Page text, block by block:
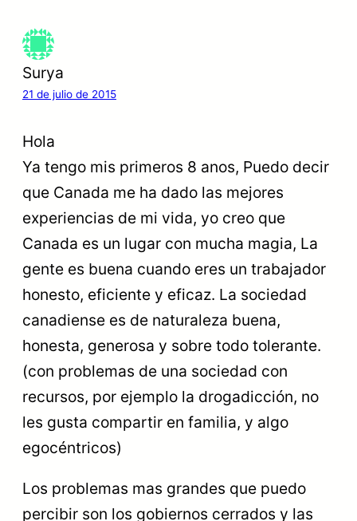
Surya
21 de julio de 2015
Hola
Ya tengo mis primeros 8 anos, Puedo decir
que Canada me ha dado las mejores
experiencias de mi vida, yo creo que
Canada es un lugar con mucha magia, La
gente es buena cuando eres un trabajador
honesto, eficiente y eficaz. La sociedad
canadiense es de naturaleza buena,
honesta, generosa y sobre todo tolerante.
(con problemas de una sociedad con
recursos, por ejemplo la drogadicción, no
les gusta compartir en familia, y algo
egocéntricos)
Los problemas mas grandes que puedo
percibir son los gobiernos cerrados y las